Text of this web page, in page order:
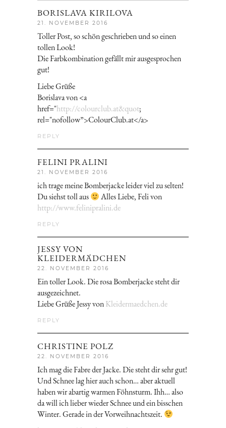
BORISLAVA KIRILOVA
21. NOVEMBER 2016
Toller Post, so schön geschrieben und so einen
tollen Look!
Die Farbkombination gefällt mir ausgesprochen
gut!
Liebe Grüße
Borislava von <a
href="http://colourclub.at&quot;
rel="nofollow”>ColourClub.at</a>
REPLY
FELINI PRALINI
21. NOVEMBER 2016
ich trage meine Bomberjacke leider viel zu selten!
Du siehst toll aus
Alles Liebe, Feli von
http://www.felinipralini.de
REPLY
JESSY VON
KLEIDERMÄDCHEN
22. NOVEMBER 2016
Ein toller Look. Die rosa Bomberjacke steht dir
ausgezeichnet.
Liebe Grüße Jessy vonKleidermaedchen.de
REPLY
CHRISTINE POLZ
22. NOVEMBER 2016
Ich mag die Fabre der Jacke. Die steht dir sehr gut!
Und Schnee lag hier auch schon… aber aktuell
haben wir abartig warmen Föhnsturm. Ihh… also
da will ich lieber wieder Schnee und ein bisschen
Winter. Gerade in der Vorweihnachtszeit.